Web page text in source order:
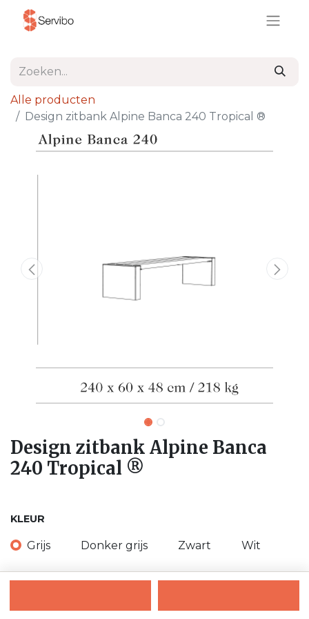
Alle producten
Design zitbank Alpine Banca 240 Tropical ®
Design zitbank Alpine Banca
240 Tropical ®
KLEUR
Grijs Donker grijs Zwart Wit
Beige Rood